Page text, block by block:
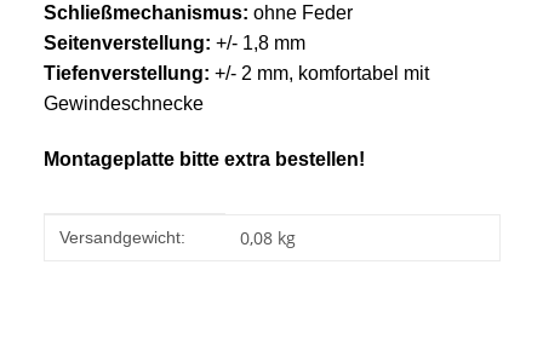
Schließmechanismus: ohne Feder
Seitenverstellung: +/- 1,8 mm
Tiefenverstellung: +/- 2 mm, komfortabel mit
Gewindeschnecke
Montageplatte bitte extra bestellen!
Produkteigenschaft
Wert
Versandgewicht: 0,08 kg